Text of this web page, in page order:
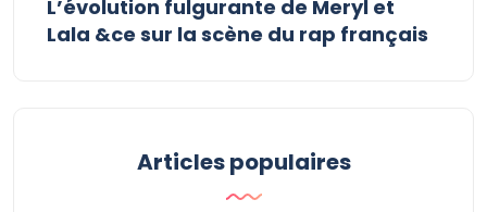
L’évolution fulgurante de Meryl et
Lala &ce sur la scène du rap français
Articles populaires